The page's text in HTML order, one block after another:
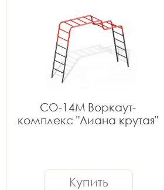
СО-14М Воркаут-
комплекс "Лиана крутая"
Купить